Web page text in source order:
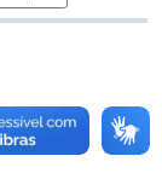
para área de